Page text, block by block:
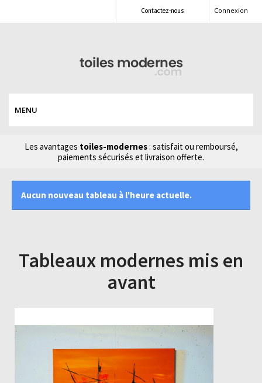
Connexion
Contactez-nous
MENU
Les avantages toiles-modernes: satisfait ou remboursé,
paiements sécurisés et livraison offerte.
Aucun nouveau tableau à l'heure actuelle.
Tableaux modernes mis en
avant